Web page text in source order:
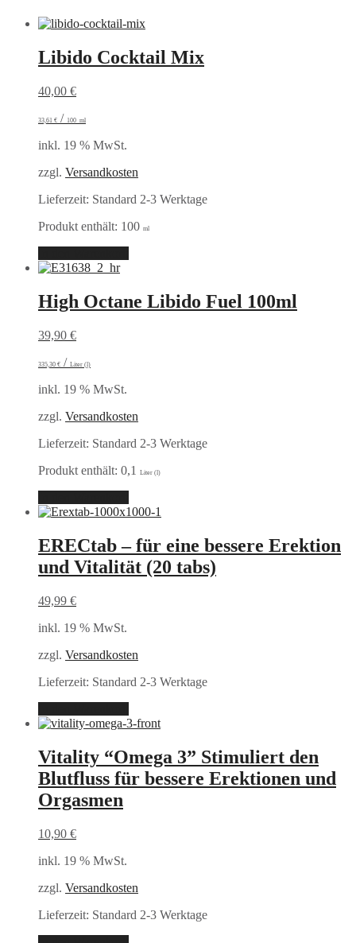
Libido Cocktail Mix
40,00 €
33,61 € / 100 ml
inkl. 19 % MwSt.
zzgl. Versandkosten
Lieferzeit: Standard 2-3 Werktage
Produkt enthält: 100 ml
High Octane Libido Fuel 100ml
39,90 €
335,30 € / Liter (l)
inkl. 19 % MwSt.
zzgl. Versandkosten
Lieferzeit: Standard 2-3 Werktage
Produkt enthält: 0,1
Liter (l)
ERECtab – für eine bessere Erektion
und Vitalität (20 tabs)
49,99 €
inkl. 19 % MwSt.
zzgl. Versandkosten
Lieferzeit: Standard 2-3 Werktage
Vitality “Omega 3” Stimuliert den
Blutfluss für bessere Erektionen und
Orgasmen
10,90 €
inkl. 19 % MwSt.
zzgl. Versandkosten
Lieferzeit: Standard 2-3 Werktage